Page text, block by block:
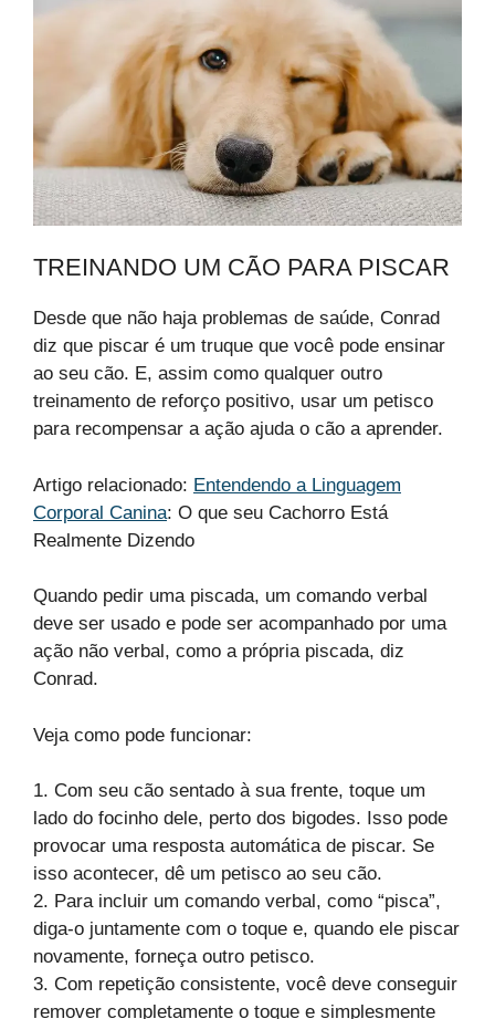
TREINANDO UM CÃO PARA PISCAR
Desde que não haja problemas de saúde, Conrad
diz que piscar é um truque que você pode ensinar
ao seu cão. E, assim como qualquer outro
treinamento de reforço positivo, usar um petisco
para recompensar a ação ajuda o cão a aprender.
Artigo relacionado: Entendendo a Linguagem
Corporal Canina: O que seu Cachorro Está
Realmente Dizendo
Quando pedir uma piscada, um comando verbal
deve ser usado e pode ser acompanhado por uma
ação não verbal, como a própria piscada, diz
Conrad.
Veja como pode funcionar:
1. Com seu cão sentado à sua frente, toque um
lado do focinho dele, perto dos bigodes. Isso pode
provocar uma resposta automática de piscar. Se
isso acontecer, dê um petisco ao seu cão.
2. Para incluir um comando verbal, como “pisca”,
diga-o juntamente com o toque e, quando ele piscar
novamente, forneça outro petisco.
3. Com repetição consistente, você deve conseguir
remover completamente o toque e simplesmente